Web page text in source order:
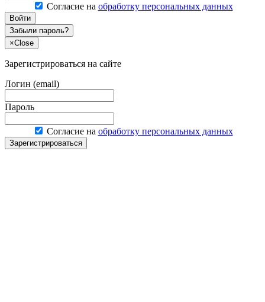
Согласие на обработку персональных данных
Войти
Забыли пароль?
×Close
Зарегистрироваться на сайте
Логин (email)
Пароль
Согласие на обработку персональных данных
Зарегистрироваться